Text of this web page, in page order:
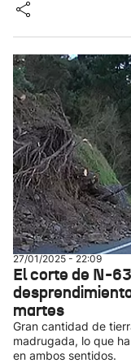
27/01/2025 - 22:09
El corte de N-
martes
Gran cantidad de
madrugada, lo que
en ambos sentidos.